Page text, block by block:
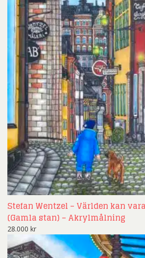
Stefan Wentzel – Världen kan
(Gamla stan) – Akrylmålning
28.000 kr